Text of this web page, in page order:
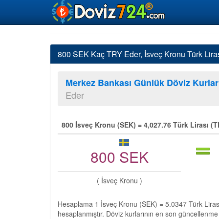
800 SEK Kaç TRY Eder, İsveç Kronu Türk
Merkez Bankası Günlük Döviz
Eder
800 İsveç Kronu (SEK) = 4,027.76 Türk Lirası
800 SEK
( İsveç Kronu )
Hesaplama 1 İsveç Kronu (SEK) = 5.0347 Türk
hesaplanmıştır. Döviz kurlarının en son